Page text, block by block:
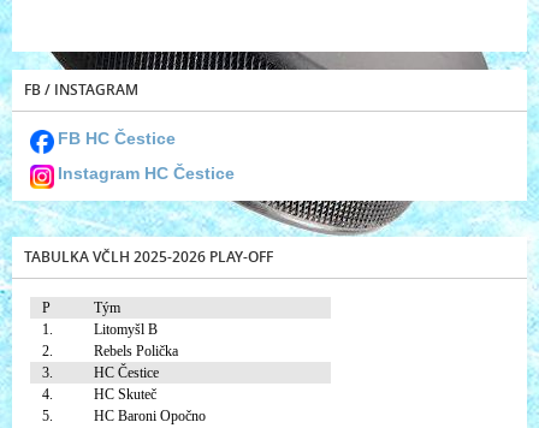
FB / INSTAGRAM
FB HC Čestice
Instagram HC Čestice
TABULKA VČLH 2025-2026 PLAY-OFF
P
Tým
1.
Litomyšl B
2.
Rebels Polička
3.
HC Čestice
4.
HC Skuteč
5.
HC Baroni Opočno